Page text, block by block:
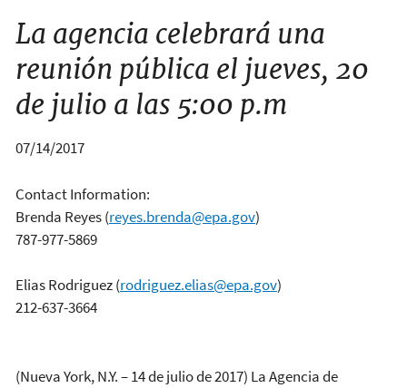
La agencia celebrará una
reunión pública el jueves, 20
de julio a las 5:00 p.m
07/14/2017
Contact Information:
Brenda Reyes(reyes.brenda@epa.gov)
787-977-5869
Elias Rodriguez(rodriguez.elias@epa.gov)
212-637-3664
(Nueva York, N.Y. – 14 de julio de 2017) La Agencia de